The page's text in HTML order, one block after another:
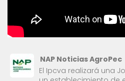
NAP Noticias AgroPec
El Ipcva realizará una